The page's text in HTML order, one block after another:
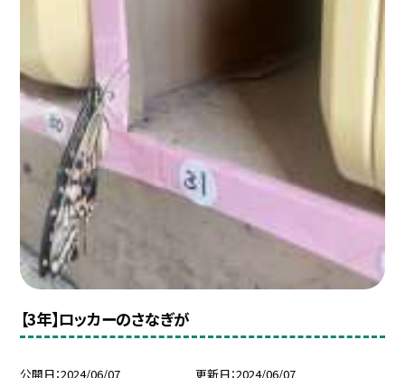
【3年】ロッカーのさなぎが
公開日 2024/06/07 更新日 2024/06/07